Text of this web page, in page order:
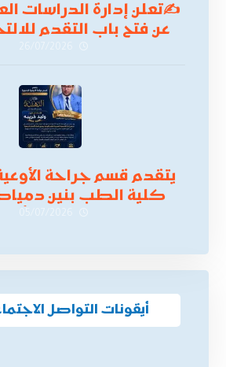
✍تعلن إدارة الدراسات
عن فتح باب التقدم
أكتوبر 2026،
يتقدم قسم جراحة
كلية الطب بنين
أيقونات التواصل